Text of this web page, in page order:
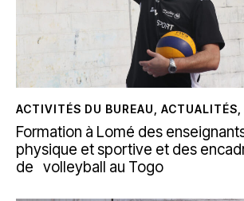
ACTIVITÉS DU BUREAU ACTUALITÉS
Formation à Lomé des
physique et sportive et des
de volleyball au Togo